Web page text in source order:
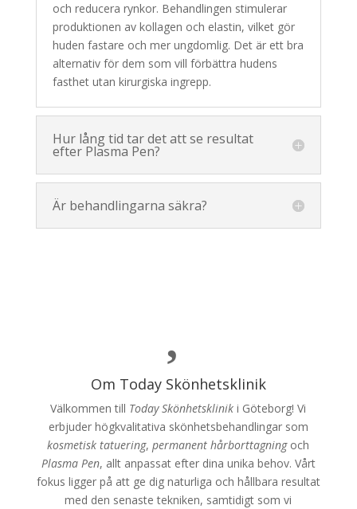
och reducera rynkor. Behandlingen stimulerar
produktionen av kollagen och elastin, vilket gör
huden fastare och mer ungdomlig. Det är ett bra
alternativ för dem som vill förbättra hudens
fasthet utan kirurgiska ingrepp.
Hur lång tid tar det att se resultat
efter Plasma Pen?
Är behandlingarna säkra?
Om Today Skönhetsklinik
Välkommen till Today Skönhetsklinik i Göteborg! Vi
erbjuder högkvalitativa skönhetsbehandlingar som
kosmetisk tatuering,permanent hårborttagningoch
Plasma Pen, allt anpassat efter dina unika behov. Vårt
fokus ligger på att ge dig naturliga och hållbara resultat
med den senaste tekniken, samtidigt som vi